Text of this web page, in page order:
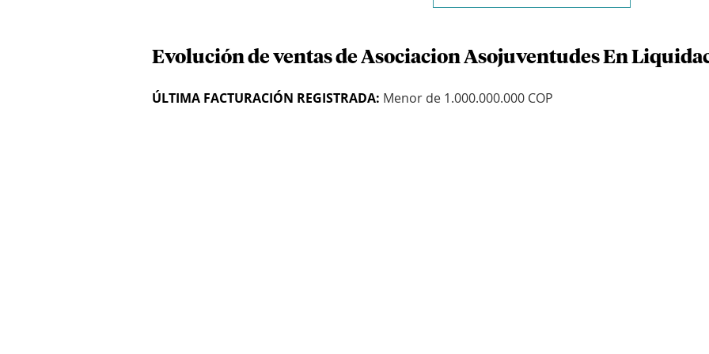
Evolución de ventas de Asociacion Asojuventudes En
ÚLTIMA FACTURACIÓN REGISTRADA: Menor de 1.000.000.000 COP